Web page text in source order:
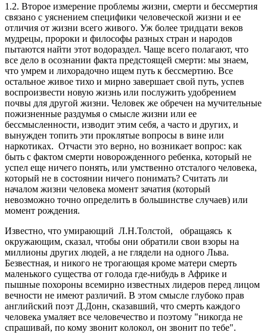
1.2. Второе измерение проблемы жизни, смерти и бессмертия
связано с уяснением специфики человеческой жизни и ее
отличия от жизни всего живого. Уж более тридцати веков
мудрецы, пророки и философы разных стран и народов
пытаются найти этот водораздел. Чаще всего полагают, что
все дело в осознании факта предстоящей смерти: мы знаем,
что умрем и лихорадочно ищем путь к бессмертию. Все
остальное живое тихо и мирно завершает свой путь, успев
воспроизвести новую жизнь или послужить удобрением
почвы для другой жизни. Человек же обречен на мучительные
пожизненные раздумья о смысле жизни или ее
бессмысленности, изводит этим себя, а часто и других, и
вынужден топить эти проклятые вопросы в вине или
наркотиках. Отчасти это верно, но возникает вопрос: как
быть с фактом смерти новорожденного ребенка, который не
успел еще ничего понять, или умственно отсталого человека,
который не в состоянии ничего понимать? Считать ли
началом жизни человека момент зачатия (который
невозможно точно определить в большинстве случаев) или
момент рождения.
Известно, что умирающий Л.Н.Толстой, обращаясь к
окружающим, сказал, чтобы они обратили свои взоры на
миллионы других людей, а не глядели на одного Льва.
Безвестная, и никого не трогающая кроме матери смерть
маленького существа от голода где-нибудь в Африке и
пышные похороны всемирно известных лидеров перед лицом
вечности не имеют различий. В этом смысле глубоко прав
английский поэт Д.Донн, сказавший, что смерть каждого
человека умаляет все человечество и поэтому "никогда не
спрашивай, по кому звонит колокол, он звонит по тебе".